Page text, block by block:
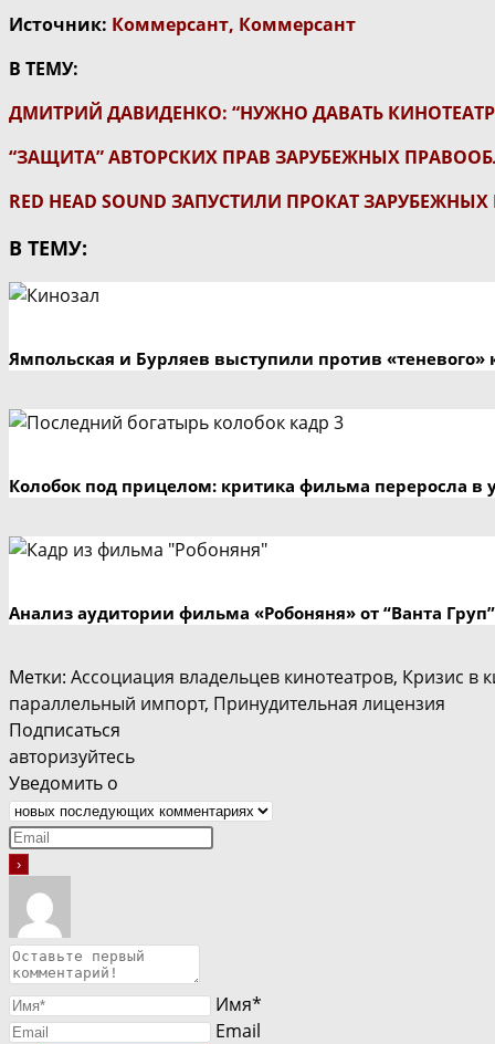
Источник: Коммерсант, Коммерсант
В ТЕМУ:
ДМИТРИЙ ДАВИДЕНКО: “НУЖНО ДАВАТЬ
“ЗАЩИТА” АВТОРСКИХ ПРАВ ЗАРУБЕЖНЫХ
RED HEAD SOUND ЗАПУСТИЛИ ПРОКАТ
В ТЕМУ:
Ямпольская и Бурляев выступили против «теневого»
Колобок под прицелом: критика фильма переросла в
Анализ аудитории фильма «Робоняня» от “Ванта Груп”
Метки: Ассоциация владельцев кинотеатров, Кризис в
параллельный импорт, Принудительная лицензия
Подписаться
авторизуйтесь
Уведомить о
Имя*
Email